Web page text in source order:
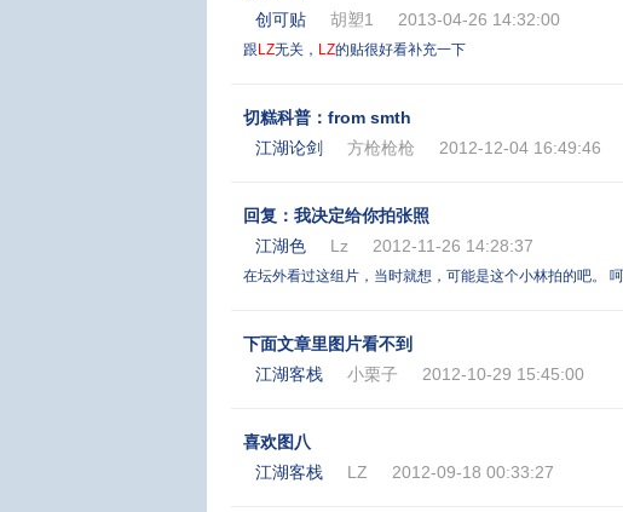
创可贴
胡塑1 2013-04-26 14:32:00
跟 LZ无关， LZ的贴很好看补充一下
切糕科普：from smth
江湖论剑
方枪枪枪 2012-12-04 16:49:46
回复：我决定给你拍张照
江湖色
Lz 2012-11-26 14:28:37
在坛外看过这组片，当时就想，可能是这个小林拍的吧。 呵
下面文章里图片看不到
江湖客栈
小栗子 2012-10-29 15:45:00
喜欢图八
江湖客栈
LZ 2012-09-18 00:33:27